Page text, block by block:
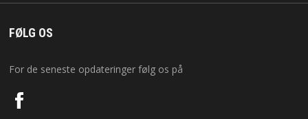
FØLG OS
For de seneste opdateringer følg os på